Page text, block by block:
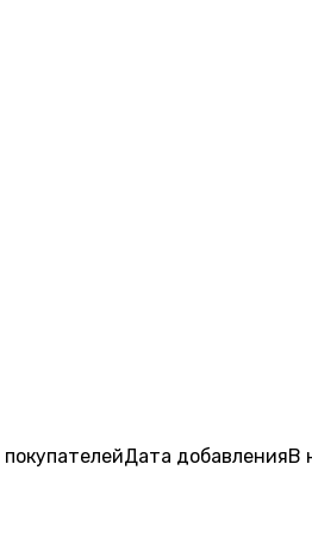
покупателейДата добавленияВ